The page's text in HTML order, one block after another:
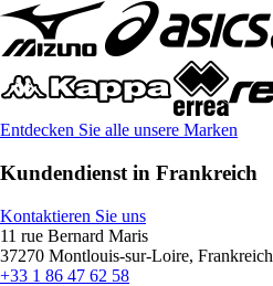
Entdecken Sie alle unsere Marken
Kundendienst in Frankreich
Kontaktieren Sie uns
11 rue Bernard Maris
37270 Montlouis-sur-Loire, Frankreich
+33 1 86 47 62 58